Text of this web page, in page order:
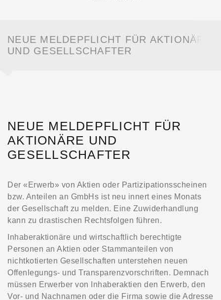
NEUE MELDEPFLICHT FÜR AKTIONÄRE
UND GESELLSCHAFTER
NEUE MELDEPFLICHT FÜR
AKTIONÄRE UND
GESELLSCHAFTER
Der «Erwerb» von Aktien oder Partizipationsscheinen
bzw. Anteilen an GmbHs ist neu innert eines Monats
der Gesellschaft zu melden. Eine Zuwiderhandlung
kann zu drastischen Rechtsfolgen führen.
Inhaberaktionäre und wirtschaftlich berechtigte
Personen an Aktien oder Stammanteilen von
nichtkotierten Gesellschaften unterstehen neuen
Offenlegungs- und Transparenzvorschriften. Demnach
müssen Erwerber von Inhaberaktien den Erwerb, den
Vor- und Nachnamen oder die Firma sowie die Adresse